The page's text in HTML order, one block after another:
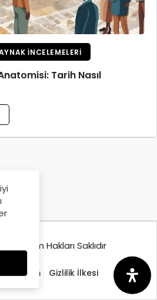
İNCELEMELERI
Tarih Nasıl
Tüm Hakları Saklıdır
İletişim Gizlilik İlkesi